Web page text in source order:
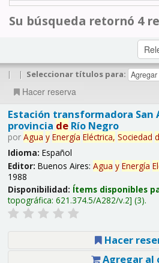
Su búsqueda retornó 4
| | Seleccionar títulos para:
Hacer reserva
Estación transformadora San
provincia deRío Negro
por Agua y Energía Eléctrica, Sociedad
Idioma: Español
Editor: Buenos Aires: Agua y Energía
1988
Disponibilidad: Ítems disponibles
topográfica: 621.374.5/A282/v.2 (3).
Hacer
Agregar al